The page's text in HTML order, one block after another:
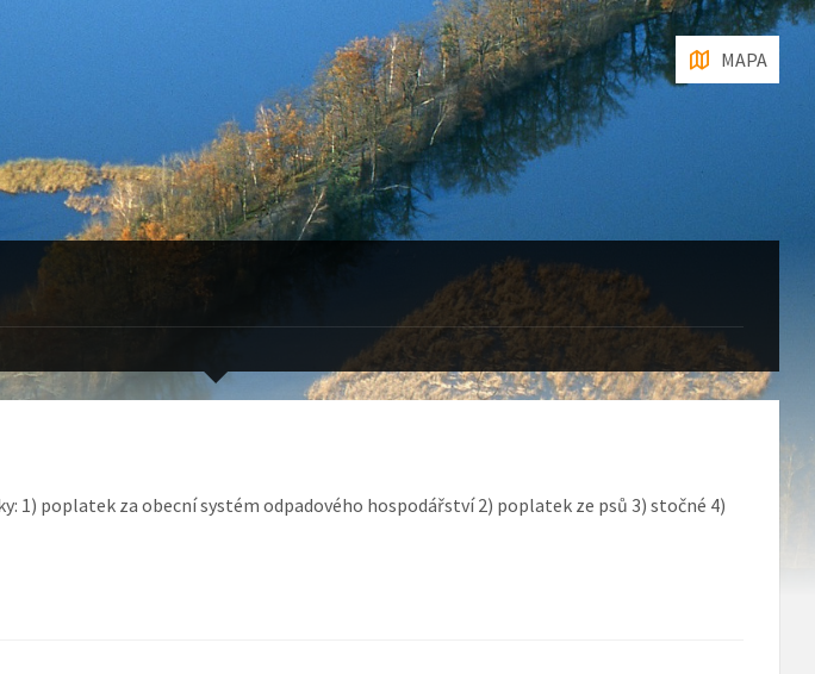
MAPA
1) poplatek za obecní systém odpadového hospodářství 2) poplatek ze psů 3) stočné 4)